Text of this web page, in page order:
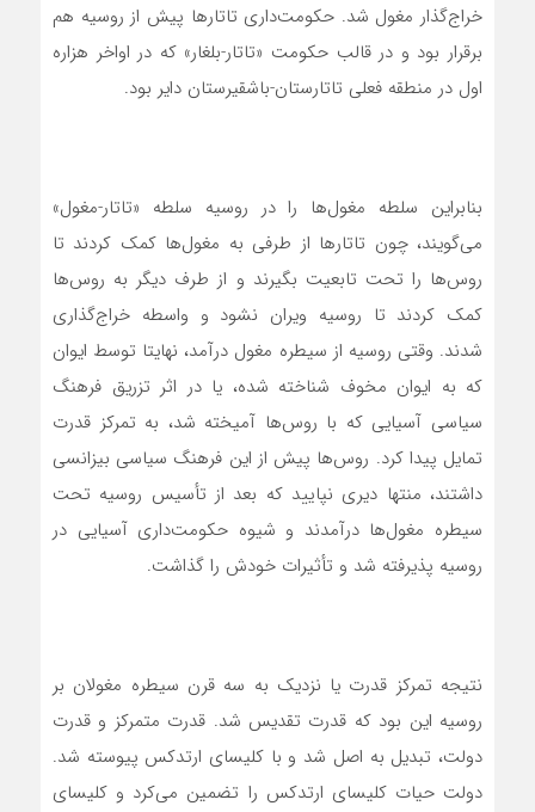
خراج‌گذار مغول شد. حکومت‌داری‌ تاتارها پیش از روسیه هم
برقرار بود و در قالب حکومت «تاتار-بلغار» که در اواخر هزاره
اول در منطقه فعلی تاتارستان-باشقیرستان دایر بود.
بنابراین سلطه مغول‌ها را در روسیه سلطه «تاتار-مغول»
می‌گویند، چون تاتارها از طرفی به مغول‌ها کمک کردند تا
روس‌ها را تحت تابعیت بگیرند و از طرف دیگر به روس‌ها
کمک کردند تا روسیه ویران نشود و واسطه خراج‌گذاری
شدند. وقتی روسیه از سیطره مغول درآمد، نهایتا توسط ایوان
که به ایوان مخوف شناخته شده، یا در اثر تزریق فرهنگ
سیاسی آسیایی که با روس‌ها آمیخته شد، به تمرکز قدرت
تمایل پیدا کرد. روس‌ها پیش از این فرهنگ سیاسی بیزانسی
داشتند، منتها دیری نپایید که بعد از تأسیس روسیه تحت
سیطره مغول‌ها درآمدند و شیوه حکومت‌داری آسیایی در
روسیه پذیرفته شد و تأثیرات خودش را گذاشت.
نتیجه تمرکز قدرت یا نزدیک به سه قرن سیطره مغولان بر
روسیه این بود که قدرت تقدیس شد. قدرت متمرکز و قدرت
دولت، تبدیل به اصل شد و با کلیسای ارتدکس پیوسته شد.
دولت حیات کلیسای ارتدکس را تضمین می‌کرد و کلیسای